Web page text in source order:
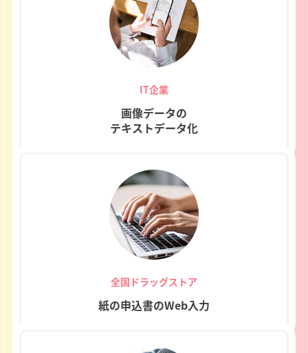
IT企業
画像データの
テキストデータ化
全国ドラッグストア
紙の申込書のWeb入力